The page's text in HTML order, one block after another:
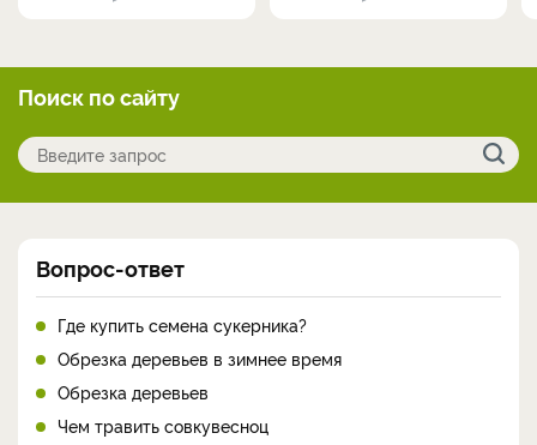
Поиск по сайту
Вопрос-ответ
Где купить семена сукерника?
Обрезка деревьев в зимнее время
Обрезка деревьев
Чем травить совкувесноц